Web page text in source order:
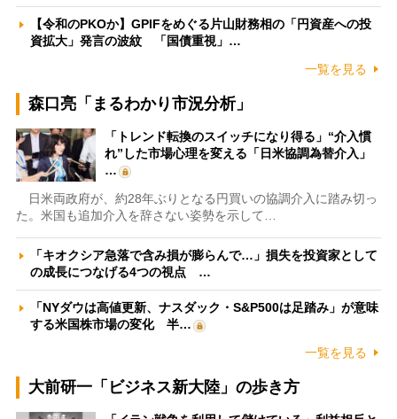
【令和のPKOか】GPIFをめぐる片山財務相の「円資産への投
資拡大」発言の波紋 「国債重視」…
一覧を見る
森口亮「まるわかり市況分析」
「トレンド転換のスイッチになり得る」“介入慣
れ”した市場心理を変える「日米協調為替介入」
…
日米両政府が、約28年ぶりとなる円買いの協調介入に踏み切っ
た。米国も追加介入を辞さない姿勢を示して…
「キオクシア急落で含み損が膨らんで…」損失を投資家として
の成長につなげる4つの視点 …
「NYダウは高値更新、ナスダック・S&P500は足踏み」が意味
する米国株市場の変化 半…
一覧を見る
大前研一「ビジネス新大陸」の歩き方